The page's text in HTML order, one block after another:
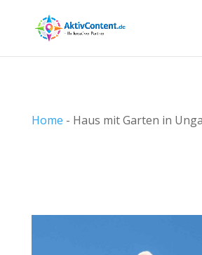
Home - Haus mit Garten in